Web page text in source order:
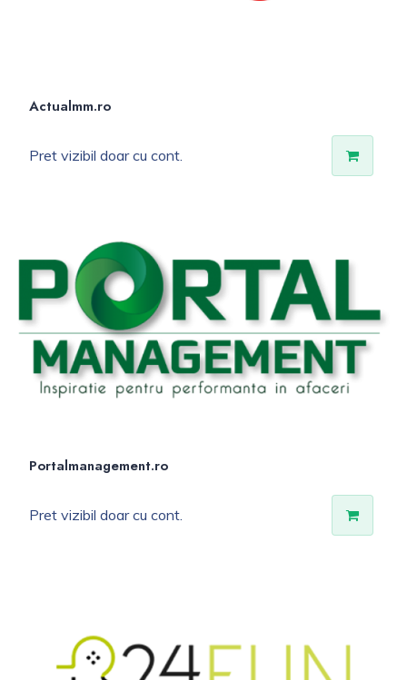
Actualmm.ro
Pret vizibil doar cu cont.
Portalmanagement.ro
Pret vizibil doar cu cont.